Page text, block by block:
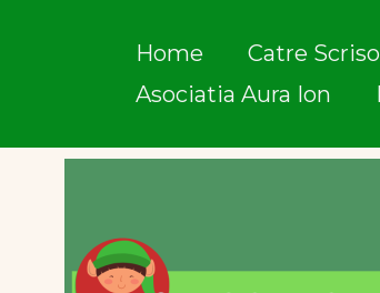
Home Catre
Asociatia Aura Ion